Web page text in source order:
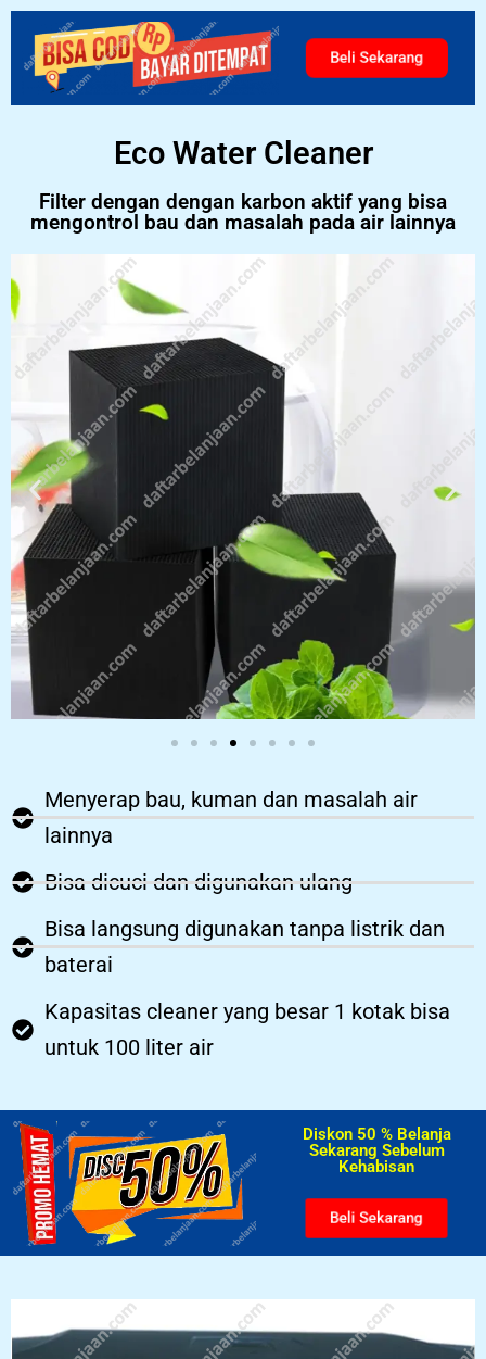
Beli Sekarang
Eco Water Cleaner
Filter dengan dengan karbon aktif yang bisa
mengontrol bau dan masalah pada air lainnya
Menyerap bau, kuman dan masalah air
lainnya
Bisa dicuci dan digunakan ulang
Bisa langsung digunakan tanpa listrik dan
baterai
Kapasitas cleaner yang besar 1 kotak bisa
untuk 100 liter air
Diskon 50 % Belanja
Sekarang Sebelum
Kehabisan​
Beli Sekarang